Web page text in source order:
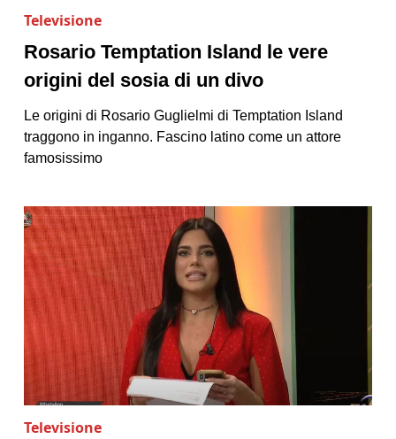
Televisione
Rosario Temptation Island le vere
origini del sosia di un divo
Le origini di Rosario Guglielmi di Temptation Island
traggono in inganno. Fascino latino come un attore
famosissimo
Televisione